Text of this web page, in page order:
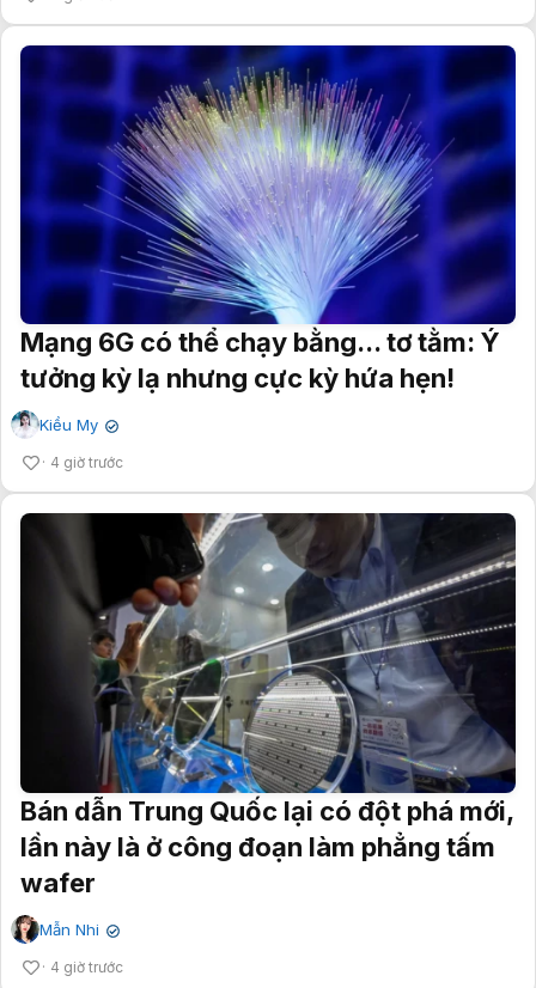
Mạng 6G có thể chạy bằng... tơ tằm: Ý
tưởng kỳ lạ nhưng cực kỳ hứa hẹn!
Kiều My ✔
4 giờ trước
Bán dẫn Trung Quốc lại có đột phá mới,
lần này là ở công đoạn làm phẳng tấm
wafer
Mẫn Nhi ✔
4 giờ trước